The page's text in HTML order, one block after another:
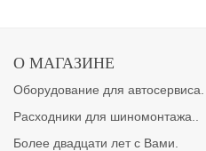
О МАГАЗИНЕ
Оборудование для автосервиса.
Расходники для шиномонтажа..
Более двадцати лет с Вами.